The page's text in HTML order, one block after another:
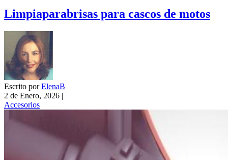
Limpiaparabrisas para cascos de motos
Escrito porElenaB
2 de Enero, 2026 |
Accesorios